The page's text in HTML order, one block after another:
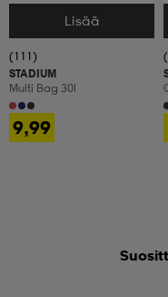
Valitse Koko
Lisää
(111)
STADIUM
Multi Bag 30l
9,99